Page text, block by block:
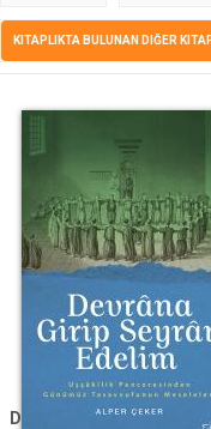
KITAPLIKTA BULUNAN DIĞER
Devrana Girip Seyran